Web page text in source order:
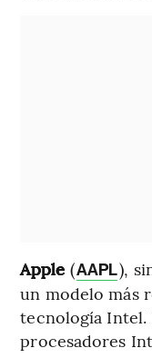
Apple (AAPL),
un modelo más
tecnología Intel.
procesadores